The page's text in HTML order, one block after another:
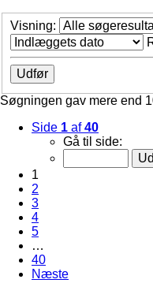
Visning:
Søgningen gav mere end
Side 1 af40
Gå til side:
1
2
3
4
5
…
40
Næste